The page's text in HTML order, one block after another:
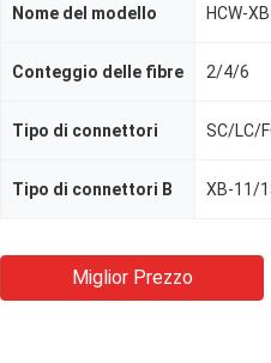
Nome del modello HCW-
Conteggio delle fibre 2/4/6
Tipo di connettori SC/LC/
Tipo di connettori B XB-11/
Miglior Prezzo